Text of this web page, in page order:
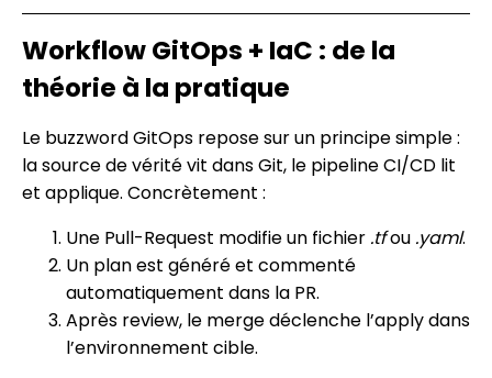
Workflow GitOps + IaC : de la
théorie à la pratique
Le buzzword GitOps repose sur un principe simple :
la source de vérité vit dans Git, le pipeline CI/CD lit
et applique. Concrètement :
Une Pull-Request modifie un fichier .tfou .yaml.
Un plan est généré et commenté
automatiquement dans la PR.
Après review, le merge déclenche l’apply dans
l’environnement cible.